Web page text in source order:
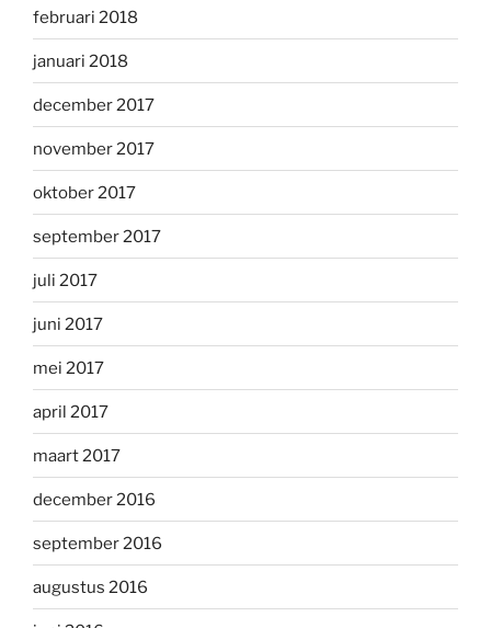
februari 2018
januari 2018
december 2017
november 2017
oktober 2017
september 2017
juli 2017
juni 2017
mei 2017
april 2017
maart 2017
december 2016
september 2016
augustus 2016